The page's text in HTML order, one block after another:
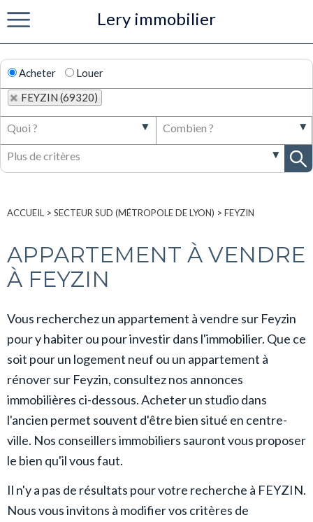
Lery immobilier
Acheter
Louer
FEYZIN (69320)
ACCUEIL > SECTEUR SUD (MÉTROPOLE DE LYON) > FEYZIN
APPARTEMENT À VENDRE
À FEYZIN
Vous recherchez un appartement à vendre sur Feyzin
pour y habiter ou pour investir dans l'immobilier. Que ce
soit pour un logement neuf ou un appartement à
rénover sur Feyzin, consultez nos annonces
immobilières ci-dessous. Acheter un studio dans
l'ancien permet souvent d'être bien situé en centre-
ville. Nos conseillers immobiliers sauront vous proposer
le bien qu'il vous faut.
Il n'y a pas de résultats pour votre recherche à FEYZIN.
Nous vous invitons à modifier vos critères de